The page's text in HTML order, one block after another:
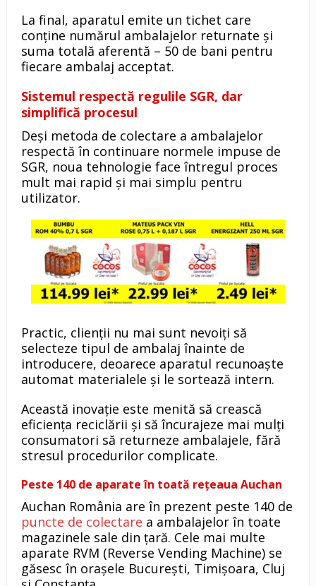
La final, aparatul emite un tichet care
conține numărul ambalajelor returnate și
suma totală aferentă – 50 de bani pentru
fiecare ambalaj acceptat.
Sistemul respectă regulile SGR, dar
simplifică procesul
Deși metoda de colectare a ambalajelor
respectă în continuare normele impuse de
SGR, noua tehnologie face întregul proces
mult mai rapid și mai simplu pentru
utilizator.
Practic, clienții nu mai sunt nevoiți să
selecteze tipul de ambalaj înainte de
introducere, deoarece aparatul recunoaște
automat materialele și le sortează intern.
Această inovație este menită să crească
eficiența reciclării și să încurajeze mai mulți
consumatori să returneze ambalajele, fără
stresul procedurilor complicate.
Peste 140 de aparate în toată rețeaua Auchan
Auchan România are în prezent peste 140 de
puncte de colectare a ambalajelor în toate
magazinele sale din țară. Cele mai multe
aparate RVM (Reverse Vending Machine) se
găsesc în orașele București, Timișoara, Cluj